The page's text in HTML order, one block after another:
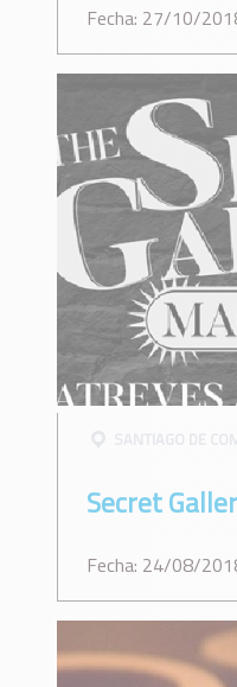
Fecha: 27/10/
Secret
Fecha: 24/08/